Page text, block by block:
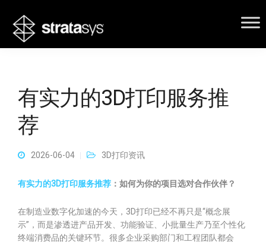
有实力的3D打印服务推
荐
2026-06-04 3D打印资讯
有实力的3D打印服务推荐 ：如何为你的项目选对合作伙伴？
在制造业数字化加速的今天，3D打印已经不再只是“概念展
示”，而是渗透进产品开发、功能验证、小批量生产乃至个性化
终端消费品的关键环节。很多企业采购部门和工程团队都会